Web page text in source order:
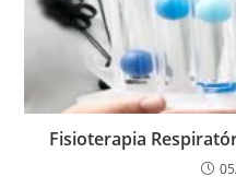
Fisioterapia